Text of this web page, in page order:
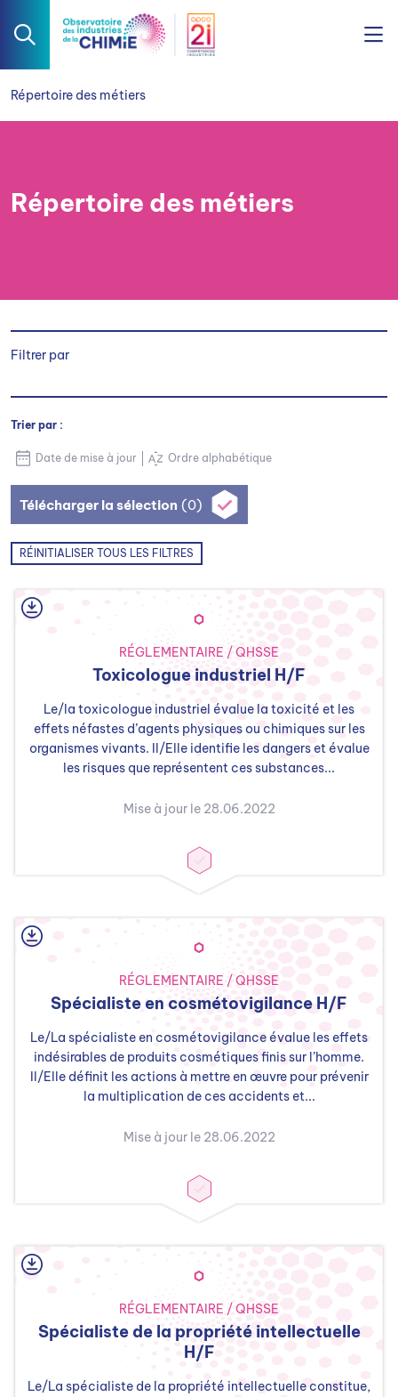
Répertoire des métiers
Répertoire des métiers
Filtrer par
RÉINITIALISER TOUS LES FILTRES
Trier par :
Date de mise à jour Ordre alphabétique
Télécharger la sélection (0)
RÉGLEMENTAIRE / QHSSE
Toxicologue industriel H/F
Le/la toxicologue industriel évalue la toxicité et les
effets néfastes d’agents physiques ou chimiques sur les
organismes vivants. Il/Elle identifie les dangers et évalue
les risques que représentent ces substances...
Mise à jour le 28.06.2022
RÉGLEMENTAIRE / QHSSE
Spécialiste en cosmétovigilance H/F
Le/La spécialiste en cosmétovigilance évalue les effets
indésirables de produits cosmétiques finis sur l’homme.
Il/Elle définit les actions à mettre en œuvre pour prévenir
la multiplication de ces accidents et...
Mise à jour le 28.06.2022
RÉGLEMENTAIRE / QHSSE
Spécialiste de la propriété intellectuelle
H/F
Le/La spécialiste de la propriété intellectuelle constitue,